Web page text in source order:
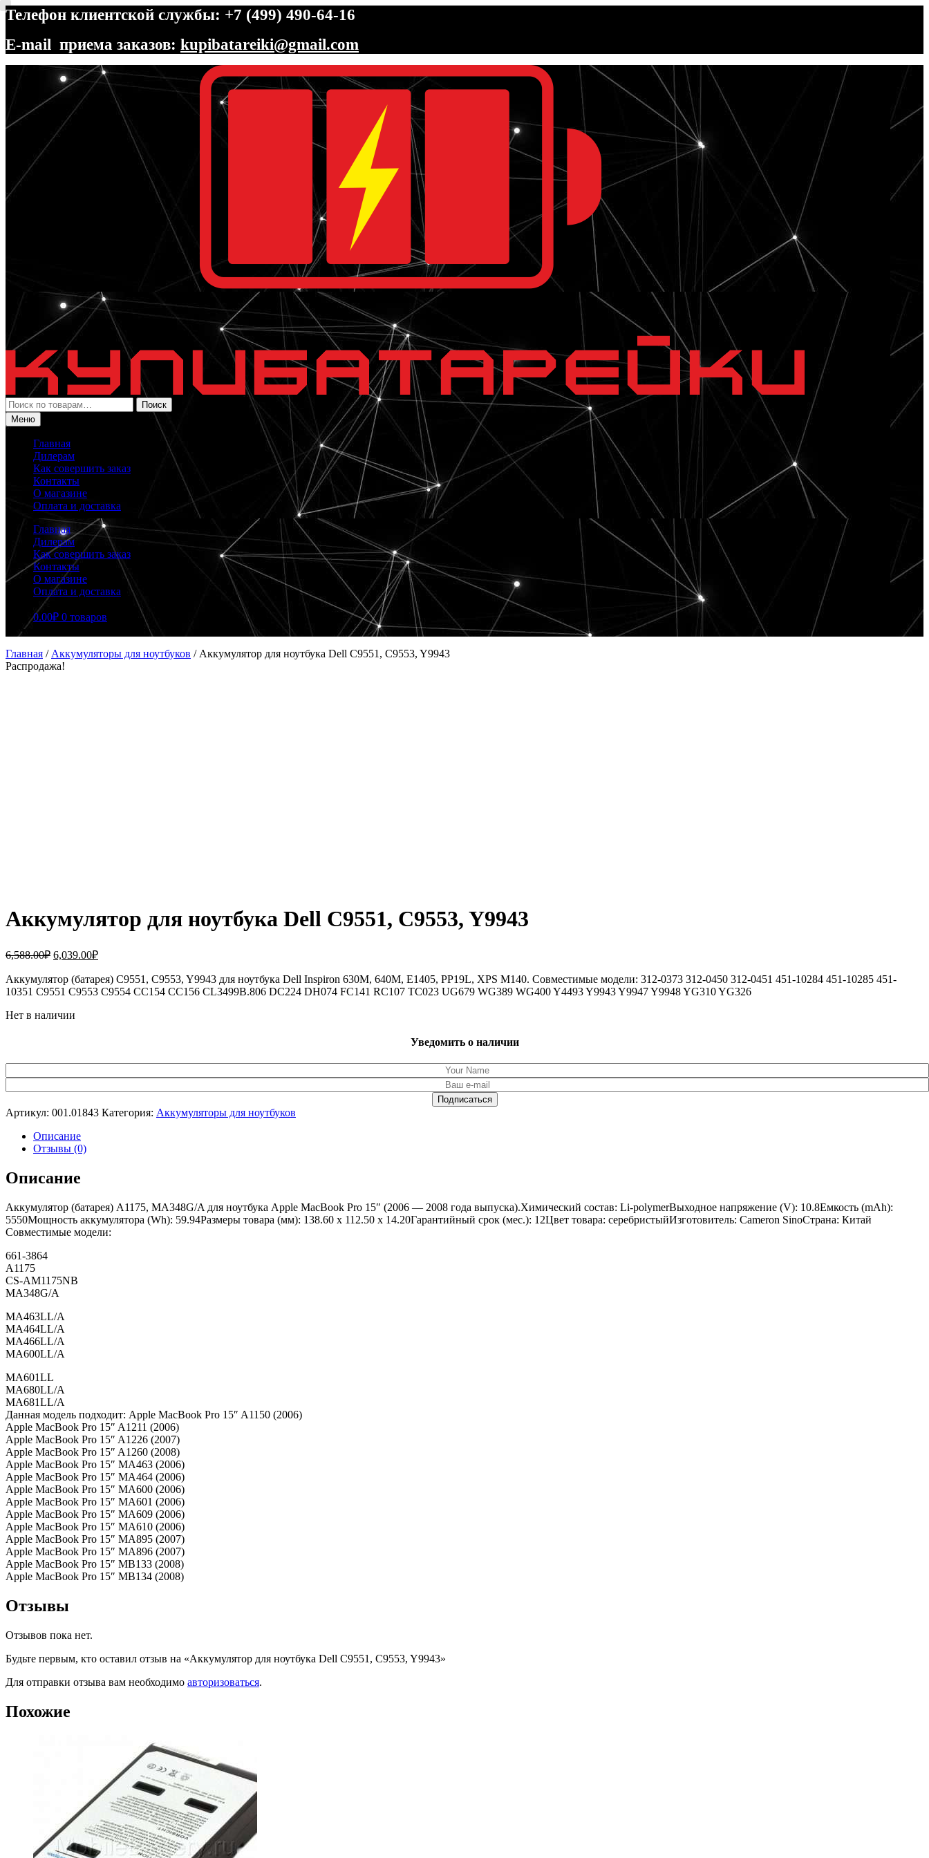
Телефон клиентской службы: +7 (499) 490-64-16
E-mail приема заказов: kupibatareiki@gmail.com
Перейти
навигации
Перейти
содержимому
Искать:
Поиск
Меню
Главная
Дилерам
Как совершить заказ
Контакты
О магазине
Оплата и доставка
Главная
Дилерам
Как совершить заказ
Контакты
О магазине
Оплата и доставка
0.00₽ 0 товаров
Главная / Аккумуляторы для ноутбуков / Аккумулятор для ноутбука Dell C9551, C9553, Y9943
Распродажа!
Аккумулятор для ноутбука Dell C9551, C9553, Y9943
6,588.00₽ Первоначальная
составляла
6,588.00₽.
6,039.00₽Текущая
6,039.00₽.
Аккумулятор (батарея) C9551, C9553, Y9943 для ноутбука Dell Inspiron 630M, 640M, E1405, PP19L, XPS M140. Совместимые модели: 312-0373 312-0450 312-0451 451-10284 451-10285 451-
10351 C9551 C9553 C9554 CC154 CC156 CL3499B.806 DC224 DH074 FC141 RC107 TC023 UG679 WG389 WG400 Y4493 Y9943 Y9947 Y9948 YG310 YG326
Нет в наличии
Уведомить о наличии
Артикул: 001.01843 Категория: Аккумуляторы для ноутбуков
Описание
Отзывы (0)
Описание
Аккумулятор (батарея) A1175, MA348G/A для ноутбука Apple MacBook Pro 15″ (2006 — 2008 года выпуска).Химический состав: Li-polymerВыходное напряжение (V): 10.8Емкость (mAh):
5550Мощность аккумулятора (Wh): 59.94Размеры товара (мм): 138.60 x 112.50 x 14.20Гарантийный срок (мес.): 12Цвет товара: серебристыйИзготовитель: Cameron SinoСтрана: Китай
Совместимые модели:
661-3864
A1175
CS-AM1175NB
MA348G/A
MA463LL/A
MA464LL/A
MA466LL/A
MA600LL/A
MA601LL
MA680LL/A
MA681LL/A
Данная модель подходит: Apple MacBook Pro 15″ A1150 (2006)
Apple MacBook Pro 15″ A1211 (2006)
Apple MacBook Pro 15″ A1226 (2007)
Apple MacBook Pro 15″ A1260 (2008)
Apple MacBook Pro 15″ MA463 (2006)
Apple MacBook Pro 15″ MA464 (2006)
Apple MacBook Pro 15″ MA600 (2006)
Apple MacBook Pro 15″ MA601 (2006)
Apple MacBook Pro 15″ MA609 (2006)
Apple MacBook Pro 15″ MA610 (2006)
Apple MacBook Pro 15″ MA895 (2007)
Apple MacBook Pro 15″ MA896 (2007)
Apple MacBook Pro 15″ MB133 (2008)
Apple MacBook Pro 15″ MB134 (2008)
Отзывы
Отзывов пока нет.
Будьте первым, кто оставил отзыв на «Аккумулятор для ноутбука Dell C9551, C9553, Y9943»
Для отправки отзыва вам необходимо авторизоваться.
Похожие